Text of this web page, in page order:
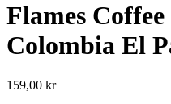
Flames
Colombia El
159,00 kr